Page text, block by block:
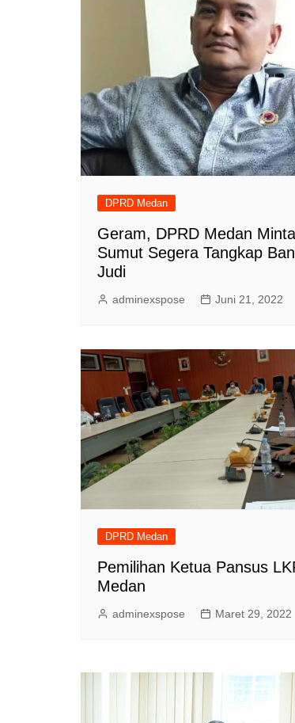
DPRD Medan
Geram, DPRD Medan
Sumut Segera Tangkap
Judi
adminexspose Juni 21, 2022
DPRD Medan
Pemilihan Ketua Pansus
Medan
adminexspose Maret 29, 2022